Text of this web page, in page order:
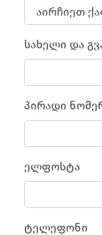
სახელი და
პირადი
ელფოსტა
ტელეფონი